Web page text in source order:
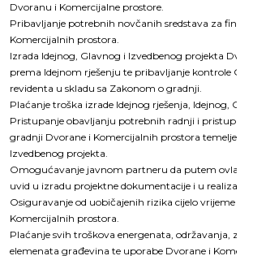
Dvoranu i Komercijalne prostore.
Pribavljanje potrebnih novčanih sredstava za
Komercijalnih prostora.
Izrada Idejnog, Glavnog i Izvedbenog projekta
prema Idejnom rješenju te pribavljanje kontrole
revidenta u skladu sa Zakonom o gradnji.
Plaćanje troška izrade Idejnog rješenja, Idejnog,
Pristupanje obavljanju potrebnih radnji i
gradnji Dvorane i Komercijalnih prostora temeljem
Izvedbenog projekta.
Omogućavanje javnom partneru da putem
uvid u izradu projektne dokumentacije i u
Osiguravanje od uobičajenih rizika cijelo vrijeme
Komercijalnih prostora.
Plaćanje svih troškova energenata, održavanja,
elemenata građevina te uporabe Dvorane i